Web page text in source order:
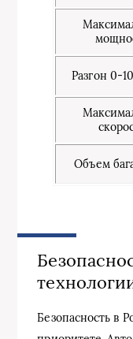
Разгон 0-
Объем
Безопасность в